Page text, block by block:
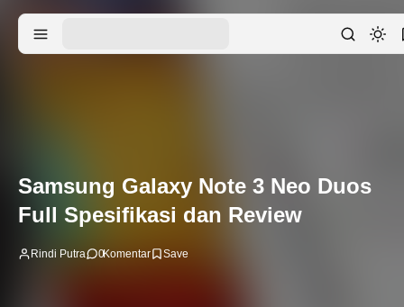
Samsung Galaxy Note 3 Neo Duos
Full Spesifikasi dan Review
Rindi Putra 0Komentar